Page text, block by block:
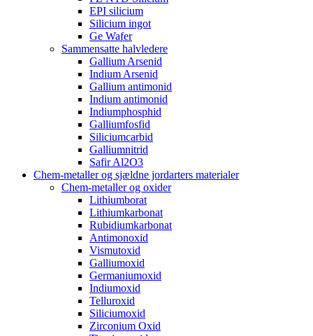
EPI silicium
Silicium ingot
Ge Wafer
Sammensatte halvledere
Gallium Arsenid
Indium Arsenid
Gallium antimonid
Indium antimonid
Indiumphosphid
Galliumfosfid
Siliciumcarbid
Galliumnitrid
Safir Al2O3
Chem-metaller og sjældne jordarters materialer
Chem-metaller og oxider
Lithiumborat
Lithiumkarbonat
Rubidiumkarbonat
Antimonoxid
Vismutoxid
Galliumoxid
Germaniumoxid
Indiumoxid
Telluroxid
Siliciumoxid
Zirconium Oxid